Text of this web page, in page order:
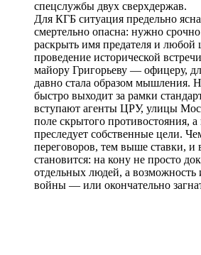
спецслужбы двух сверхдержав.
Для КГБ ситуация предельно
смертельно опасна: нужно
раскрыть имя предателя и любой
проведение исторической
майору Григорьеву — офицеру,
давно стала образом мышления.
быстро выходит за рамки
вступают агенты ЦРУ, улицы
поле скрытого противостояния,
преследует собственные цели.
переговоров, тем выше ставки, и
становится: на кону не просто
отдельных людей, а возможность
войны — или окончательно